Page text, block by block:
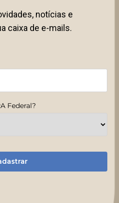
notícias e
caixa de e-mails.
Federal?